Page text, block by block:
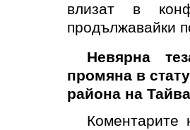
влизат в
продължавайки
Невярна
промяна в
района на
Коментарите